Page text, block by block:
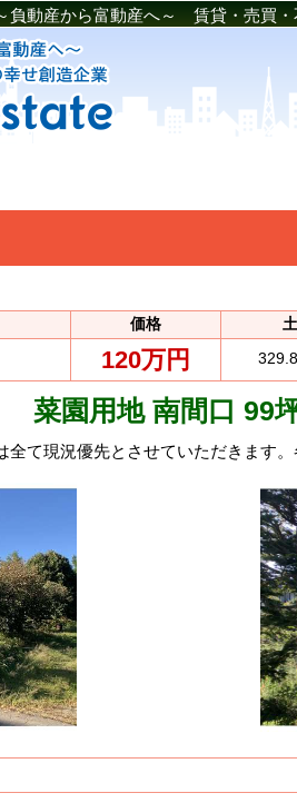
負動産から富動産へ～ 賃貸・売買・
価格
120万円
菜園用地 南間口 99
全て現況優先とさせていただきます。